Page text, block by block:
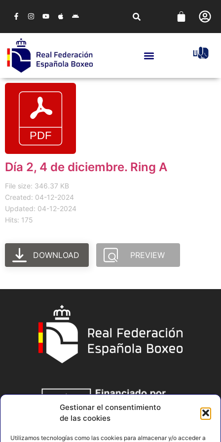
Gestionar el consentimiento
de las cookies
Utilizamos tecnologías como las cookies para almacenar y/o acceder a
Día 2, 4 de diciembre. Ring A
File size: 346.37 KB
Created: 04-12-2024
Updated: 04-12-2024
Hits: 175
DOWNLOAD PREVIEW